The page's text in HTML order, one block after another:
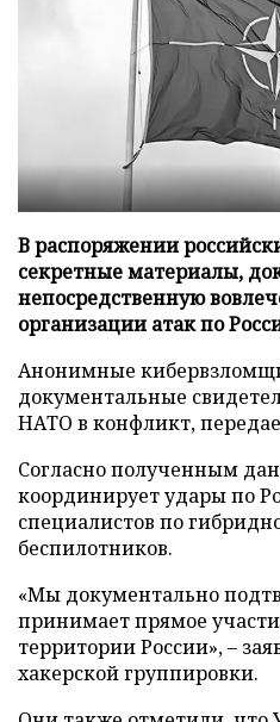
В распоряжении
секретные материалы,
непосредственную
организации атак по
Анонимные
документальные
НАТО в конфликт,
Согласно полученным
координирует удары по
специалистов по
беспилотников.
«Мы документально
принимает прямое
территории России», –
хакерской группировки.